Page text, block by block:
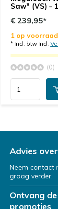
Saw" (VS) -
€ 239,95*
1 op
* Incl. btw Incl.
(0)
Advies
Neem contact
graag verder.
Ontvang
promoties